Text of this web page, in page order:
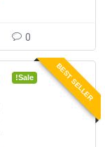
0
BEST SELLER
Sale!